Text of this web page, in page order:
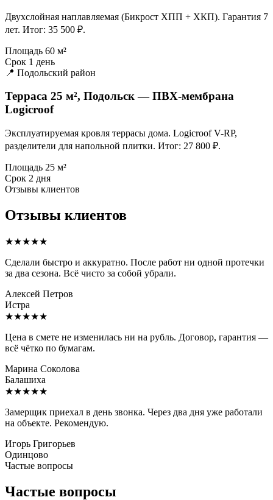
Двухслойная наплавляемая (Бикрост ХПП + ХКП). Гарантия 7
лет. Итог: 35 500 ₽.
Площадь 60 м²
Срок 1 день
📍 Подольский район
Терраса 25 м², Подольск — ПВХ-мембрана
Logicroof
Эксплуатируемая кровля террасы дома. Logicroof V-RP,
разделители для напольной плитки. Итог: 27 800 ₽.
Площадь 25 м²
Срок 2 дня
Отзывы клиентов
Отзывы клиентов
★★★★★
Сделали быстро и аккуратно. После работ ни одной протечки
за два сезона. Всё чисто за собой убрали.
Алексей Петров
Истра
★★★★★
Цена в смете не изменилась ни на рубль. Договор, гарантия —
всё чётко по бумагам.
Марина Соколова
Балашиха
★★★★★
Замерщик приехал в день звонка. Через два дня уже работали
на объекте. Рекомендую.
Игорь Григорьев
Одинцово
Частые вопросы
Частые вопросы